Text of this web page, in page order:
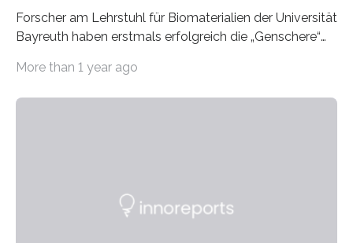
Forscher am Lehrstuhl für Biomaterialien der Universität
Bayreuth haben erstmals erfolgreich die „Genschere“
produzierten nach der Gen-Editierung rot
biologisch abbaubar. Wenn es gelingt, die Produktion
More than 1 year ago